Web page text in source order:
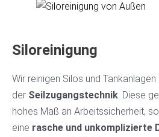
Siloreinigung
Wir reinigen Silos und
der Seilzugangstechnik. Diese
hohes Maß an Arbeitssicherheit,
eine rasche und unkomplizierte